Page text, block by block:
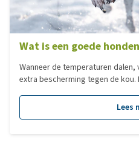
Wat is een goede
Wanneer de temperaturen
extra bescherming tegen de
comfortabel en functioneel zijn.
behoeften, dus het is belangrijk
Lees